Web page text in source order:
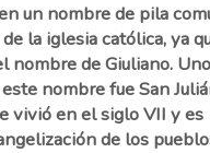
un nombre de pila
la iglesia católica, ya
nombre de Giuliano.
nombre fue San
vivió en el siglo VII y es
de los